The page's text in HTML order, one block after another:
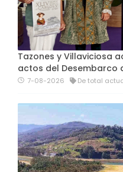
Tazones y Villaviciosa
actos del Desembarco
7-08-2026 De total